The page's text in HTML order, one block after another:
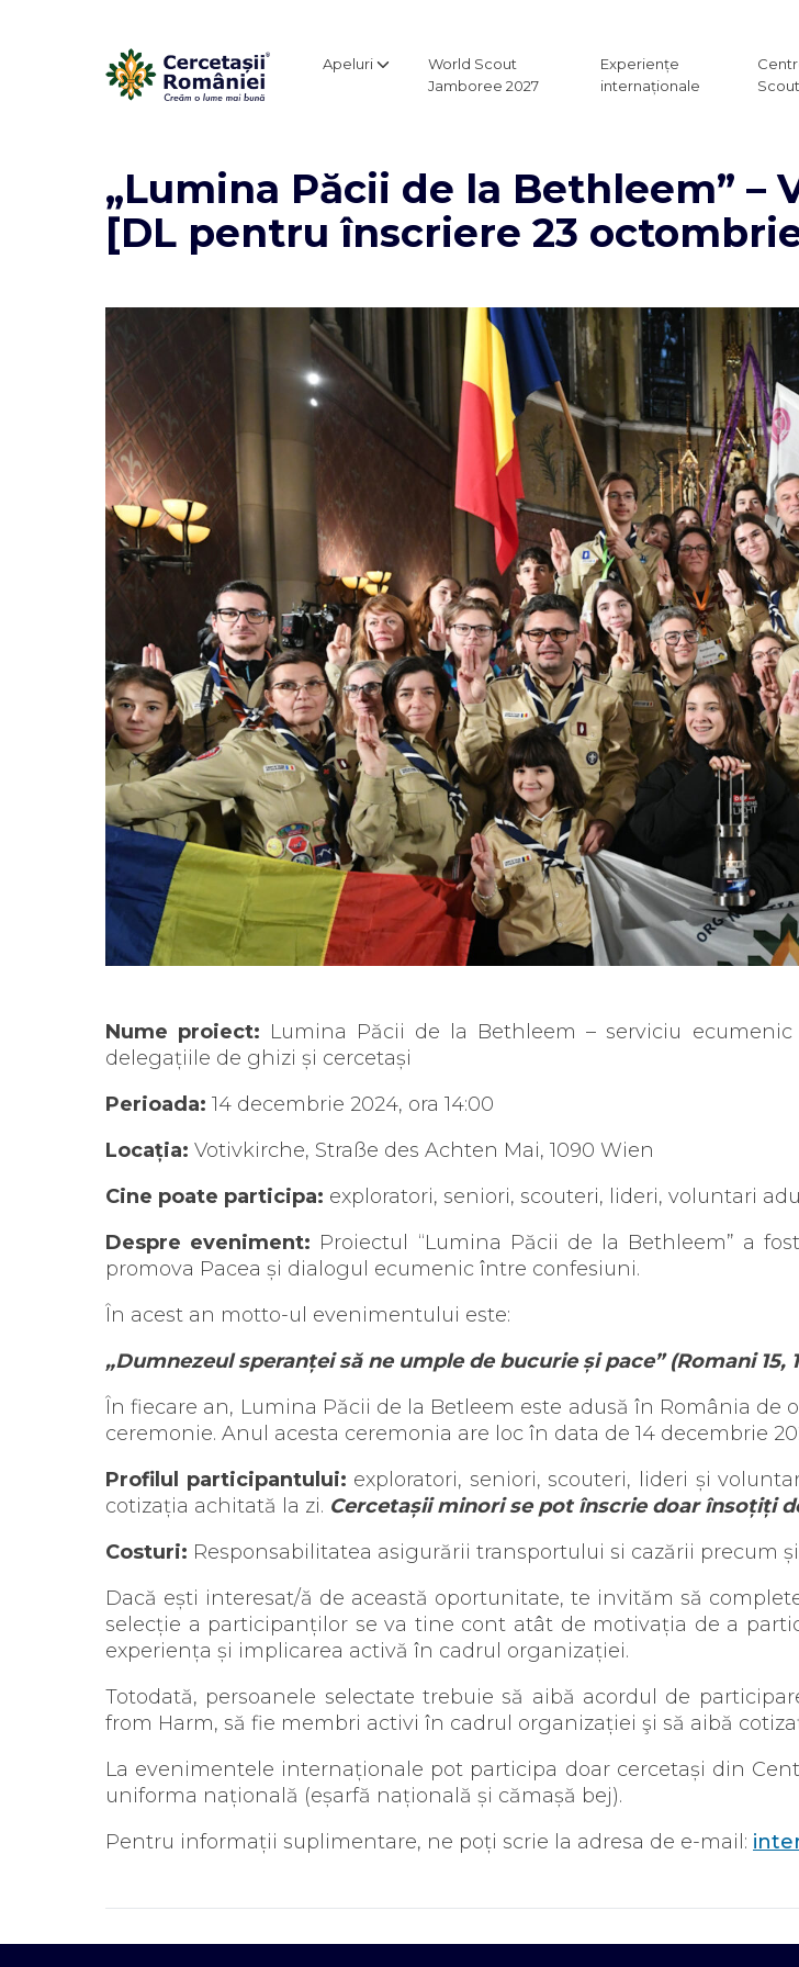
Apeluri
World Scout
Jamboree 2027
Experiențe
internaționale
Scout
„Lumina Păcii de la Bethleem” –
[DL pentru înscriere 23
Nume proiect: Lumina Păcii de la Bethleem – serviciu
delegațiile de ghizi și cercetași
Perioada: 14 decembrie 2024, ora 14:00
Locația: Votivkirche, Straße des Achten Mai, 1090 Wien
Cine poate participa: exploratori, seniori, scouteri, lideri, voluntari
Despre eveniment: Proiectul “Lumina Păcii de la Bethleem” a
promova Pacea și dialogul ecumenic între confesiuni.
În acest an motto-ul evenimentului este:
„Dumnezeul speranței să ne umple de bucurie și pace” (Romani 15,
În fiecare an, Lumina Păcii de la Betleem este adusă în România
ceremonie. Anul acesta ceremonia are loc în data de 14 decembrie
Profilul participantului: exploratori, seniori, scouteri, lideri și
cotizația achitată la zi. Cercetașii minori se pot înscrie doar însoțiți
Costuri: Responsabilitatea asigurării transportului si cazării precum
Dacă ești interesat/ă de această oportunitate, te invităm să
selecție a participanților se va tine cont atât de motivația de a
experiența și implicarea activă în cadrul organizației.
Totodată, persoanele selectate trebuie să aibă acordul de
from Harm, să fie membri activi în cadrul organizației şi să aibă
La evenimentele internaționale pot participa doar cercetași din
uniforma națională (eșarfă națională și cămașă bej).
Pentru informații suplimentare, ne poți scrie la adresa de e-mail: